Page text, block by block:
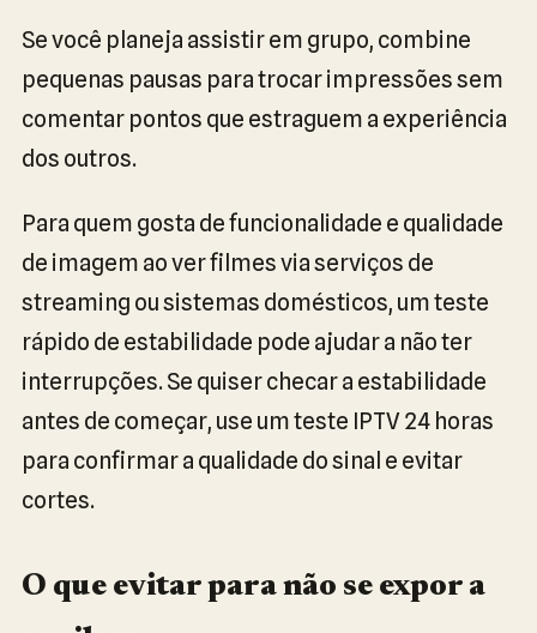
Se você planeja assistir em grupo, combine
pequenas pausas para trocar impressões sem
comentar pontos que estraguem a experiência
dos outros.
Para quem gosta de funcionalidade e qualidade
de imagem ao ver filmes via serviços de
streaming ou sistemas domésticos, um teste
rápido de estabilidade pode ajudar a não ter
interrupções. Se quiser checar a estabilidade
antes de começar, use um teste IPTV 24 horas
para confirmar a qualidade do sinal e evitar
cortes.
O que evitar para não se expor a